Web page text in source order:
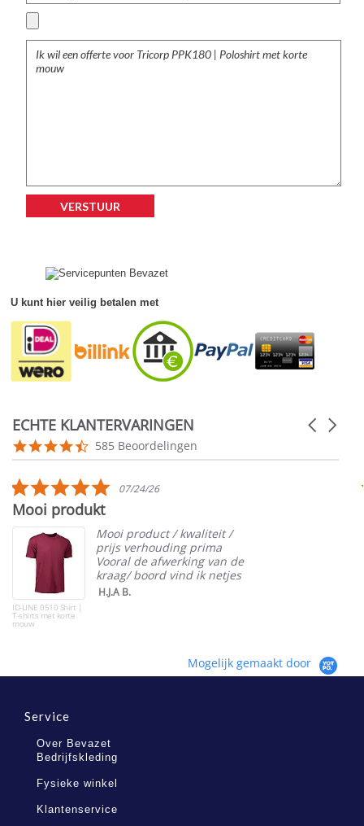
U kunt hier veilig betalen met
ECHTE KLANTERVARINGEN
Reviews
carousel
Carousel
4.5
star
585 Beoordelingen
5.0
star
07/24/26
Mooi produkt
ID-LINE 0510 Shirt |
T-shirts met korte
mouw
Mooi product / kwaliteit /
prijs verhouding prima
Vooral de afwerking van de
kraag/ boord vind ik netjes
H.J.A B.
Mogelijk gemaakt door
Service
Over Bevazet
Bedrijfskleding
Fysieke winkel
Klantenservice